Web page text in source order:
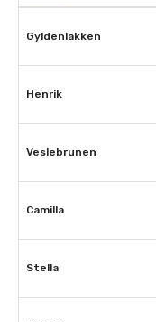
Gyldenlakken
Henrik
Veslebrunen
Camilla
Stella